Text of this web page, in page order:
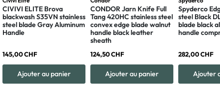
CIVIVI ELITE Brova
blackwash S35VN stainless
steel blade Gray Aluminum
Handle
145,00 CHF
Ajouter au panier
CONDOR Jarn Knife Full
Tang 420HC stainless steel
convex edge blade walnut
handle black leather
sheath
124,50 CHF
Ajouter au panier
Spyderco
steel Black
blade black
handle
282,00 CHF
Ajouter